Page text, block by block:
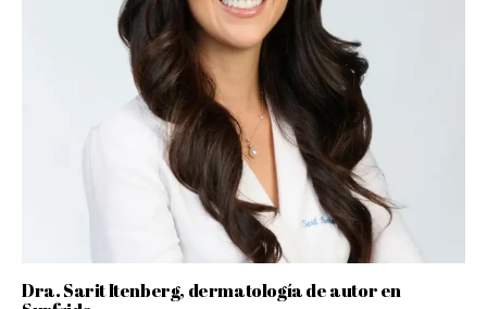
Dra. Sarit Itenberg, dermatología de autor en